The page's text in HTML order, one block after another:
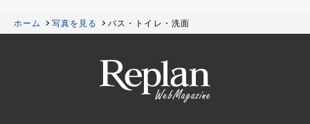
ホーム 写真を見る バス・トイレ・洗面